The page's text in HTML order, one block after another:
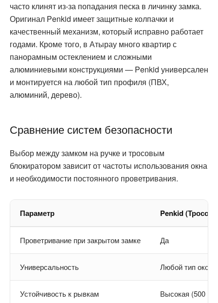
часто клинят из-за попадания песка в личинку замка.
Оригинал Penkid имеет защитные колпачки и
качественный механизм, который исправно работает
годами. Кроме того, в Атырау много квартир с
панорамным остеклением и сложными
алюминиевыми конструкциями — Penkid универсален
и монтируется на любой тип профиля (ПВХ,
алюминий, дерево).
Сравнение систем безопасности
Выбор между замком на ручке и тросовым
блокиратором зависит от частоты использования окна
и необходимости постоянного проветривания.
Параметр Penkid
Проветривание при закрытом замке Да
Универсальность Любой тип окон
Устойчивость к рывкам Высокая (500 кг)